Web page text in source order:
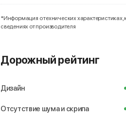
*Информация о технических характеристиках,
сведениях от производителя
Дорожный рейтинг
Дизайн
Отсутствие шума и скрипа